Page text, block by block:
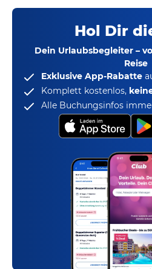
Hol Dir
Dein Urlaubsbegleiter –
Reise
Exklusive App-Rabatte
Komplett kostenlos,
Alle Buchungsinfos